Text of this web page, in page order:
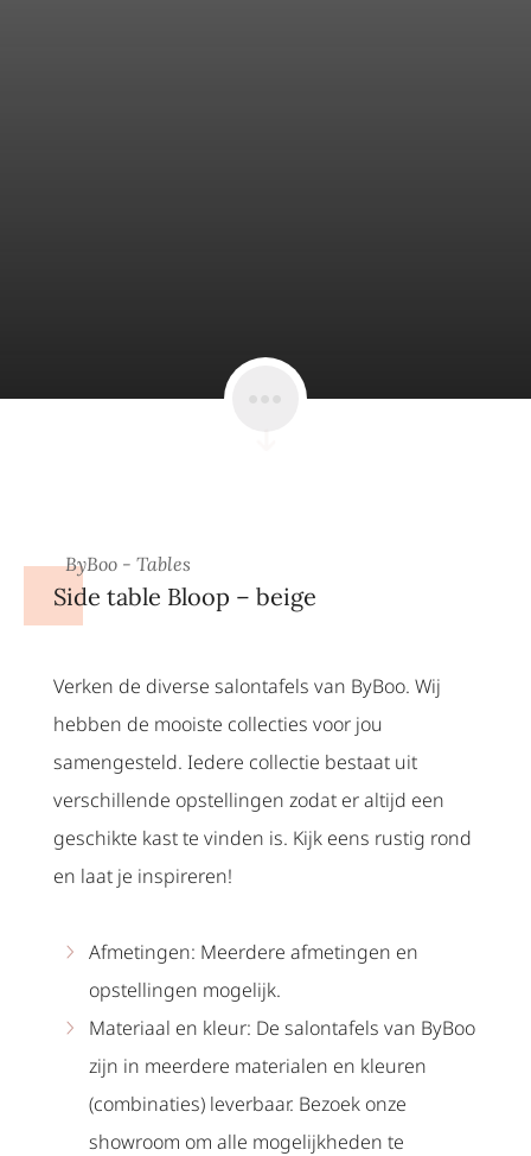
ByBoo - Tables
Side table Bloop – beige
Verken de diverse salontafels van ByBoo. Wij
hebben de mooiste collecties voor jou
samengesteld. Iedere collectie bestaat uit
verschillende opstellingen zodat er altijd een
geschikte kast te vinden is. Kijk eens rustig rond
en laat je inspireren!
Afmetingen: Meerdere afmetingen en
opstellingen mogelijk.
Materiaal en kleur: De salontafels van ByBoo
zijn in meerdere materialen en kleuren
(combinaties) leverbaar. Bezoek onze
showroom om alle mogelijkheden te